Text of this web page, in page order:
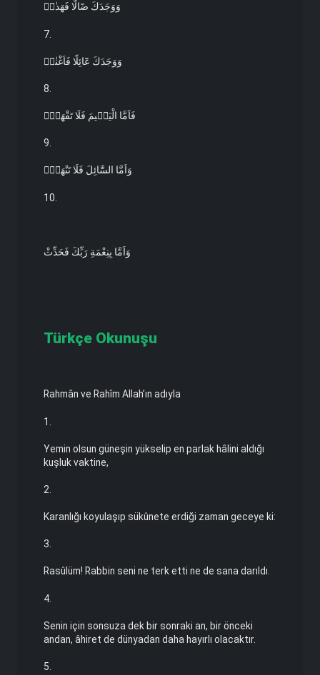
وَوَجَدَكَ ضَٓالًّا فَهَدٰىۖ
7.
وَوَجَدَكَ عَٓائِلًا فَاَغْنٰىۜ
8.
فَاَمَّا الْيَت۪يمَ فَلَا تَقْهَرْۜ
9.
وَاَمَّا السَّٓائِلَ فَلَا تَنْهَرْۜ
10.
وَاَمَّا بِنِعْمَةِ رَبِّكَ فَحَدِّثْ
Türkçe Okunuşu
Rahmân ve Rahîm Allah’ın adıyla
1.
Yemin olsun güneşin yükselip en parlak hâlini aldığı
kuşluk vaktine,
2.
Karanlığı koyulaşıp sükûnete erdiği zaman geceye ki:
3.
Rasûlüm! Rabbin seni ne terk etti ne de sana darıldı.
4.
Senin için sonsuza dek bir sonraki an, bir önceki
andan, âhiret de dünyadan daha hayırlı olacaktır.
5.